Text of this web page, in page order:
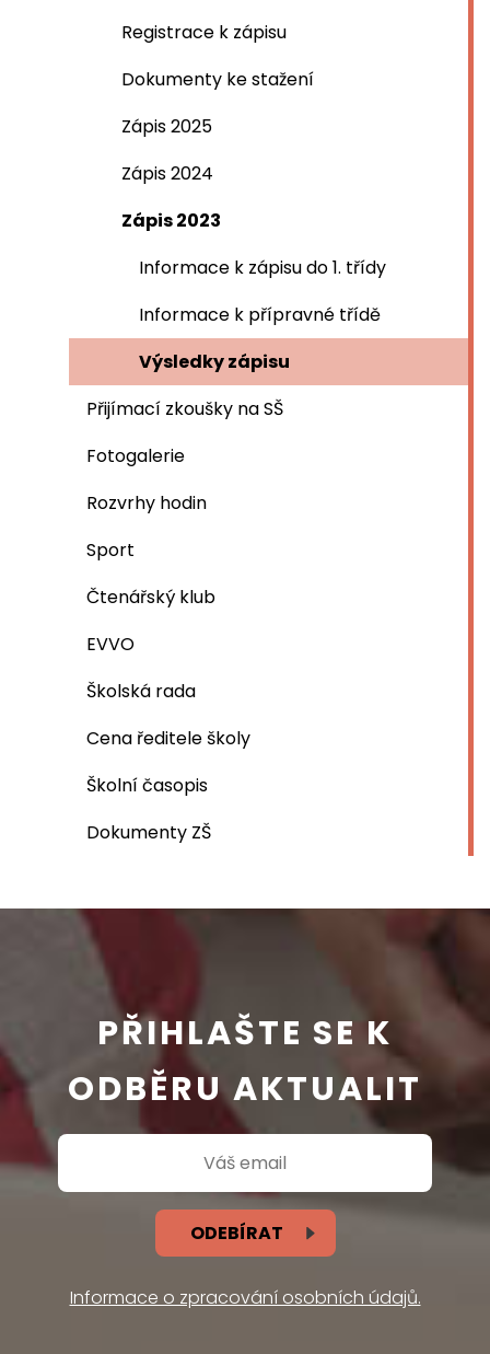
Registrace k zápisu
Dokumenty ke stažení
Zápis 2025
Zápis 2024
Zápis 2023
Informace k zápisu do 1. třídy
Informace k přípravné třídě
Výsledky zápisu
Přijímací zkoušky na SŠ
Fotogalerie
Rozvrhy hodin
Sport
Čtenářský klub
EVVO
Školská rada
Cena ředitele školy
Školní časopis
Dokumenty ZŠ
PŘIHLAŠTE SE K
ODBĚRU AKTUALIT
ODEBÍRAT
Informace o zpracování osobních údajů.